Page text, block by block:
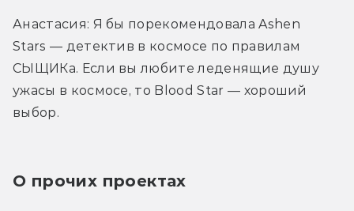
Анастасия: Я бы порекомендовала Ashen
Stars — детектив в космосе по правилам
СЫЩИКа. Если вы любите леденящие душу
ужасы в космосе, то Blood Star — хороший
выбор.
О прочих проектах